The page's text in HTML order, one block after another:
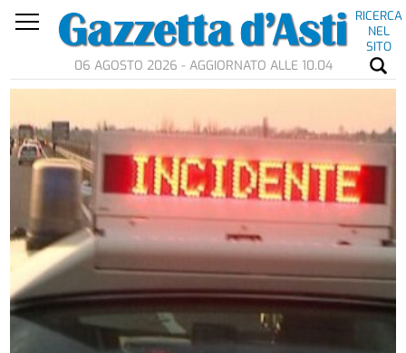
RICERCA
NEL
SITO
06 AGOSTO 2026 - AGGIORNATO ALLE 10.04